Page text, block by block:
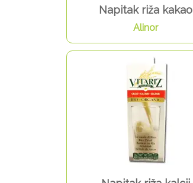
Napitak riža kakao
Alinor